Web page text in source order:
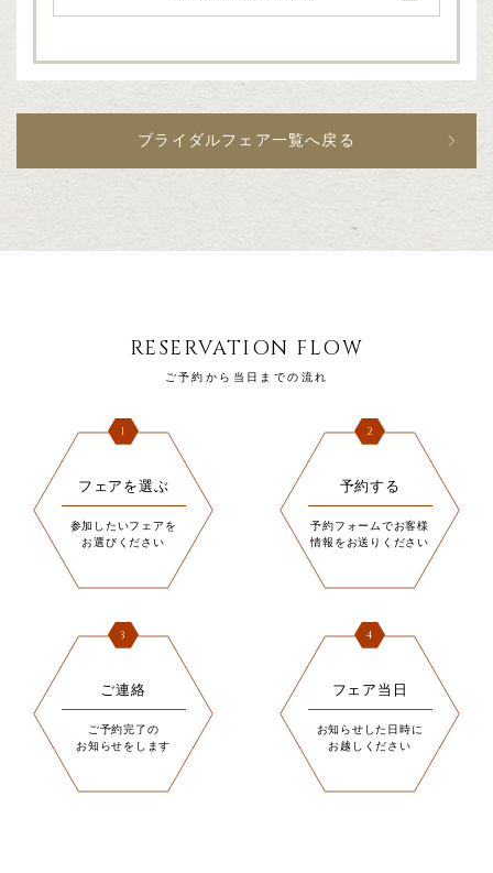
ブライダルフェア一覧へ戻る
RESERVATION FLOW
ご予約から当日までの流れ
1
フェアを選ぶ
参加したいフェアを
お選びください
2
予約する
予約フォームでお客様
情報をお送りください
3
ご連絡
ご予約完了の
お知らせをします
4
フェア当日
お知らせした日時に
お越しください